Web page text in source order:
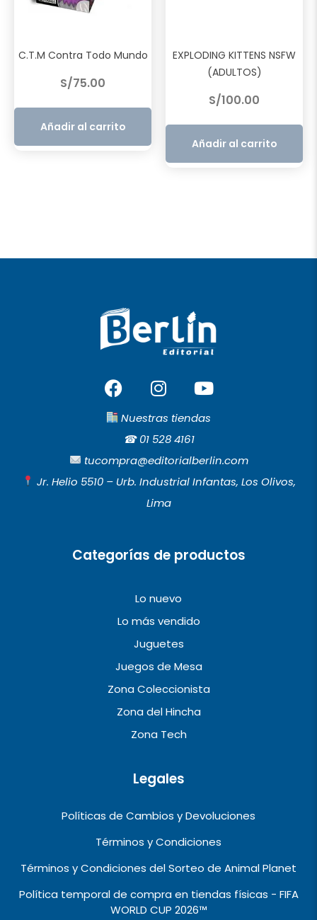
C.T.M Contra Todo Mundo
S/75.00
Añadir al carrito
EXPLODING KITTENS NSFW
(ADULTOS)
S/100.00
Añadir al carrito
F
a
c
b
o
o
I
n
s
t
a
g
r
a
Y
o
u
u
b
e
Nuestras tiendas
☎︎01 528 4161
tucompra@editorialberlin.com
Jr. Helio 5510 – Urb. Industrial Infantas, Los Olivos,
Lima
Categorías de productos
Lo nuevo
Lo más vendido
Juguetes
Juegos de Mesa
Zona Coleccionista
Zona del Hincha
Zona Tech
Legales
Políticas de Cambios y Devoluciones
Términos y Condiciones
Términos y Condiciones del Sorteo de Animal Planet
Política temporal de compra en tiendas físicas - FIFA
WORLD CUP 2026™️